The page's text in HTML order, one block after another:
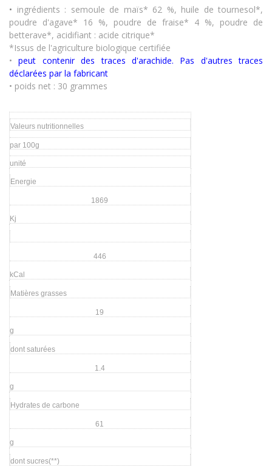
• ingrédients : semoule de maïs* 62 %, huile de tournesol*,
poudre d'agave* 16 %, poudre de fraise* 4 %, poudre de
betterave*, acidifiant : acide citrique*
*Issus de l'agriculture biologique certifiée
•peut contenir des traces d'arachide. Pas d'autres traces
déclarées par la fabricant
• poids net : 30 grammes
Valeurs nutritionnelles
par 100g
unité
Energie
1869
Kj
446
kCal
Matières grasses
19
g
dont saturées
1.4
g
Hydrates de carbone
61
g
dont sucres(**)